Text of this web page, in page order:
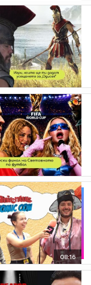
08:16